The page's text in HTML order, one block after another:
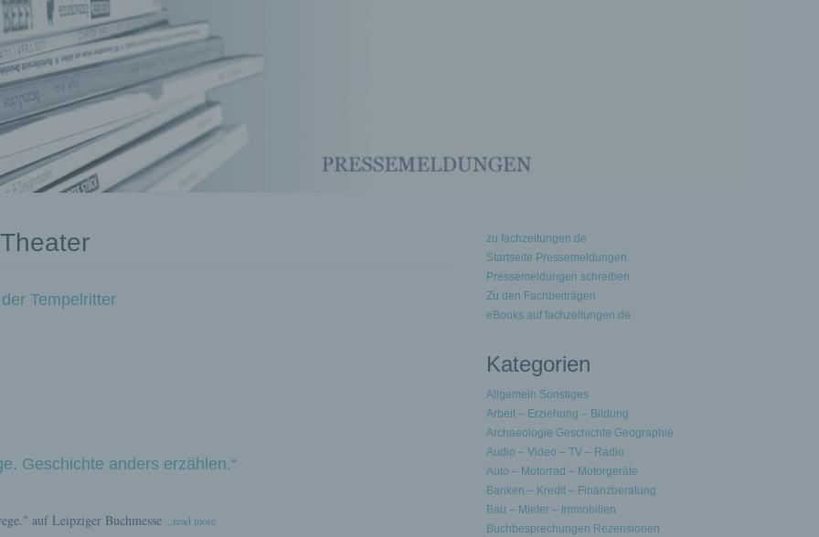
Tempelritter
Geschichte anders erzählen.“
auf Leipziger Buchmesse ...read more
zu fachzeitungen.de
Startseite Pressemeldungen
Pressemeldungen schreiben
Zu den Fachbeiträgen
eBooks auf fachzeitungen.de
Kategorien
Allgemein Sonstiges
Arbeit – Erziehung – Bildung
Archaeologie Geschichte Geographie
Audio – Video – TV – Radio
Auto – Motorrad – Motorgeräte
Banken – Kredit – Finanzberatung
Bau – Mieter – Immobilien
Buchbesprechungen Rezensionen